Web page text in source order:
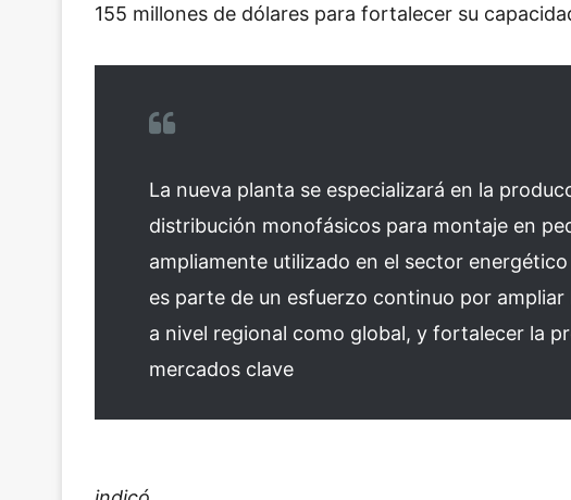
155 millones de dólares para fortalecer su
La nueva planta se especializará en la
distribución monofásicos para montaje en
ampliamente utilizado en el sector
es parte de un esfuerzo continuo por
a nivel regional como global, y fortalecer la
mercados clave